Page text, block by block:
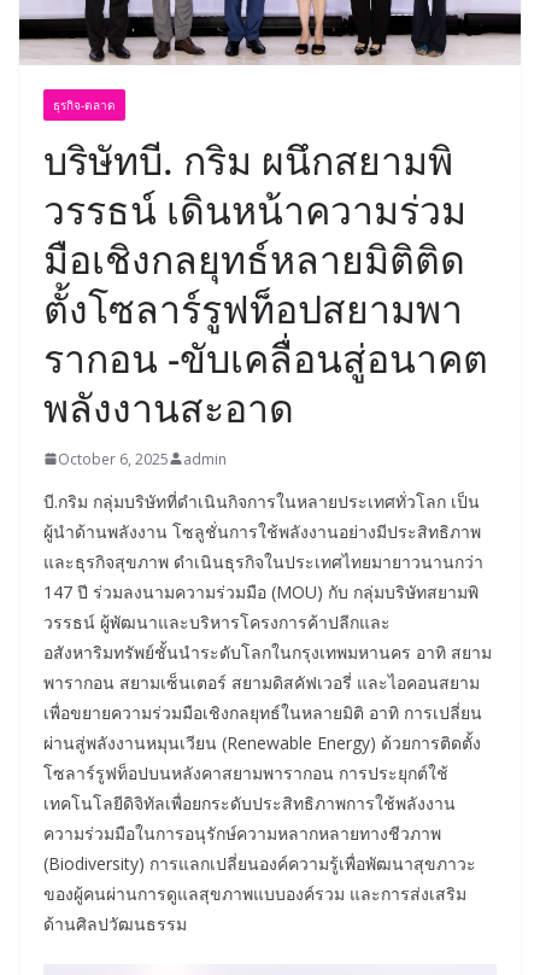
ธุรกิจ-ตลาด
บริษัทบี. กริม ผนึกสยามพิ
วรรธน์ เดินหน้าความร่วม
มือเชิงกลยุทธ์หลายมิติติด
ตั้งโซลาร์รูฟท็อปสยามพา
รากอน -ขับเคลื่อนสู่อนาคต
พลังงานสะอาด
October 6, 2025 admin
บี.กริม กลุ่มบริษัทที่ดำเนินกิจการในหลายประเทศทั่วโลก เป็น
ผู้นำด้านพลังงาน โซลูชั่นการใช้พลังงานอย่างมีประสิทธิภาพ
และธุรกิจสุขภาพ ดำเนินธุรกิจในประเทศไทยมายาวนานกว่า
147 ปี ร่วมลงนามความร่วมมือ (MOU) กับ กลุ่มบริษัทสยามพิ
วรรธน์ ผู้พัฒนาและบริหารโครงการค้าปลีกและ
อสังหาริมทรัพย์ชั้นนำระดับโลกในกรุงเทพมหานคร อาทิ สยาม
พารากอน สยามเซ็นเตอร์ สยามดิสคัฟเวอรี่ และไอคอนสยาม
เพื่อขยายความร่วมมือเชิงกลยุทธ์ในหลายมิติ อาทิ การเปลี่ยน
ผ่านสู่พลังงานหมุนเวียน (Renewable Energy) ด้วยการติดตั้ง
โซลาร์รูฟท็อปบนหลังคาสยามพารากอน การประยุกต์ใช้
เทคโนโลยีดิจิทัลเพื่อยกระดับประสิทธิภาพการใช้พลังงาน
ความร่วมมือในการอนุรักษ์ความหลากหลายทางชีวภาพ
(Biodiversity) การแลกเปลี่ยนองค์ความรู้เพื่อพัฒนาสุขภาวะ
ของผู้คนผ่านการดูแลสุขภาพแบบองค์รวม และการส่งเสริม
ด้านศิลปวัฒนธรรม